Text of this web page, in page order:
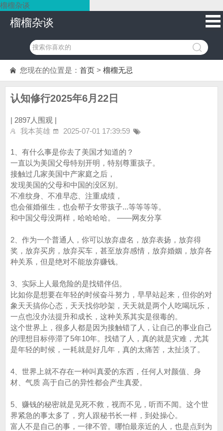
榴榴杂谈
榴榴杂谈
您现在的位置是： 首页 > 榴榴无忌
认知修行2025年6月22日
| 2897人围观 |
我本英雄
2025-07-01 17:39:59
1、有什么事是你去了美国才知道的？
一直以为美国父母特别开明，特别尊重孩子。
接触过几家美国中产家庭之后，
发现美国的父母和中国的没区别。
不准纹身、不准早恋、注重成绩，
也会催婚催生，也会帮子女带孩子...等等等等。
和中国父母没两样，哈哈哈哈。 ——网友分享
2、作为一个普通人，你可以放弃虚名，放弃表扬，放弃得
奖，放弃买房，放弃买车，甚至放弃感情，放弃婚姻，放弃各
种关系，但是绝对不能放弃赚钱。
3、实际上人最危险的是找错伴侣。
比如你是想要在年轻的时候奋斗努力，早早站起来，但你的对
象天天搞你心态，天天找你吵架，天天就是两个人吃喝玩乐，
一点也没办法提升和成长，这种关系其实是很毒的。
这个世界上，很多人都是因为接触错了人，让自己的事业自己
的理想目标停滞了5年10年。找错了人，真的就是灾难，尤其
是年轻的时候，一耗就是好几年，真的太痛苦，太扯淡了。
4、世界上就不存在一种叫真爱的东西，任何人对颜值、身
材、气质 高于自己的异性都会产生真爱。
5、赚钱的秘密就是见死不救，视而不见，听而不闻。这个世
界紧急的事太多了，穷人跟秘书长一样，到处操心。
富人不是自己的事，一律不管。哪怕最亲近的人，也是点到为